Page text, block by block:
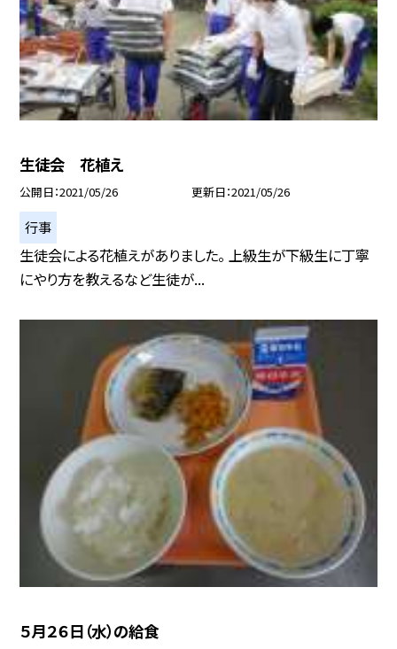
生徒会 花植え
公開日 2021/05/26 更新日 2021/05/26
行事
生徒会による花植えがありました。 上級生が下級生に丁寧
にやり方を教えるなど生徒が...
５月２６日（水）の給食